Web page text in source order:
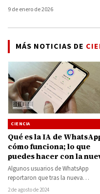
9 de enero de 2026
MÁS NOTICIAS DE
CIENCIA
Qué es la IA de
cómo funciona; lo que
puedes hacer con la
herramienta de Meta
Algunos usuarios de WhatsApp
reportaron que tras la nueva
actualización se añadió a la
2 de agosto de 2024